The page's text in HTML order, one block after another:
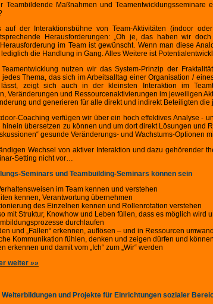
Teambildende Maßnahmen und
auf der Interaktionsbühne von Team-Aktivitäten (indoor
Herausforderungen: „Oh je, das haben wir
im Team ist gewünscht. Wenn man diese
die Handlung in Gang. Alles Weitere ist
nutzen wir das System-Prinzip der
Thema, das sich im Arbeitsalltag einer Organisation /
lässt, zeigt sich auch in der kleinsten Interaktion im
Veränderungen und Ressourcenaktivierungen im jeweiligen
und generieren für alle direkt und indirekt Beteiligten
Coaching verfügen wir über ein hoch effektives Analyse -
hinein übersetzen zu können und um dort direkt Lösungen und
gesunde Veränderungs- und Wachstums-Optionen
Wechsel von aktiver Interaktion und dazu gehörender
Setting nicht vor…
Seminars und Teambuilding-Seminars können sein
im Team kennen und verstehen
kennen, Verantwortung übernehmen
des Einzelnen kennen und Rollenrotation verstehen
mit Struktur, Knowhow und Leben füllen, dass es möglich wird
durchlaufen
und „Fallen“ erkennen, auflösen – und in Ressourcen
Kommunikation fühlen, denken und zeigen dürfen und können
erkennen und damit vom „Ich“ zum „Wir“ werden
weiter »»
und Projekte für Einrichtungen sozialer